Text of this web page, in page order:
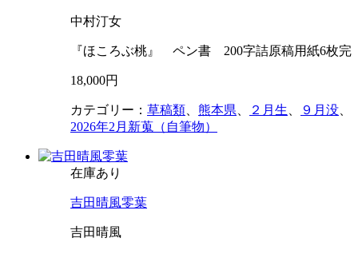
中村汀女
『ほころぶ桃』 ペン書 200字詰原稿用紙6枚完
18,000円
カテゴリー： 草稿類 熊本県 ２月生 ９月没
2026年2月新蒐（自筆物）
在庫あり
吉田晴風零葉
吉田晴風